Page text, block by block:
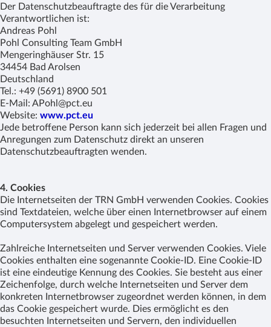
Der Datenschutzbeauftragte des für die Verarbeitung
Verantwortlichen ist:
Andreas Pohl
Pohl Consulting Team GmbH
Mengeringhäuser Str. 15
34454 Bad Arolsen
Deutschland
Tel.: +49 (5691) 8900 501
E-Mail: APohl@pct.eu
Website: www.pct.eu
Jede betroffene Person kann sich jederzeit bei allen Fragen und
Anregungen zum Datenschutz direkt an unseren
Datenschutzbeauftragten wenden.
4. Cookies
Die Internetseiten der TRN GmbH verwenden Cookies. Cookies
sind Textdateien, welche über einen Internetbrowser auf einem
Computersystem abgelegt und gespeichert werden.
Zahlreiche Internetseiten und Server verwenden Cookies. Viele
Cookies enthalten eine sogenannte Cookie-ID. Eine Cookie-ID
ist eine eindeutige Kennung des Cookies. Sie besteht aus einer
Zeichenfolge, durch welche Internetseiten und Server dem
konkreten Internetbrowser zugeordnet werden können, in dem
das Cookie gespeichert wurde. Dies ermöglicht es den
besuchten Internetseiten und Servern, den individuellen